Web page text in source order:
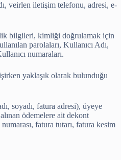
veirlen iletişim telefonu, adresi, e-
bilgileri, kimliği doğrulamak için
parolaları, Kullanıcı Adı,
numaraları.
yaklaşık olarak bulunduğu
soyadı, fatura adresi), üyeye
ödemelere ait dekont
fatura tutarı, fatura kesim